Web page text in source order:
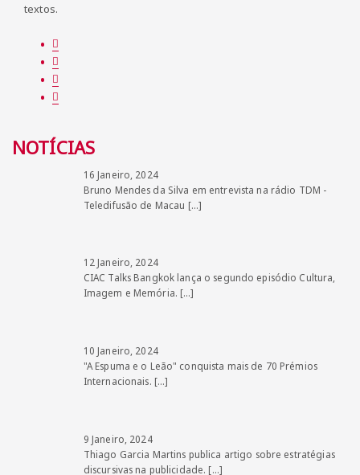
textos.
NOTÍCIAS
16 Janeiro, 2024
Bruno Mendes da Silva em entrevista na rádio TDM -
Teledifusão de Macau […]
12 Janeiro, 2024
CIAC Talks Bangkok lança o segundo episódio Cultura,
Imagem e Memória. […]
10 Janeiro, 2024
"A Espuma e o Leão" conquista mais de 70 Prémios
Internacionais. […]
9 Janeiro, 2024
Thiago Garcia Martins publica artigo sobre estratégias
discursivas na publicidade. […]